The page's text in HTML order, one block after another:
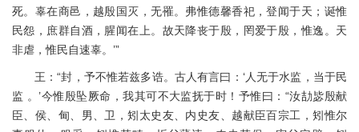
死。辜在商邑，越殷国灭，无罹。弗惟德馨香祀，登闻于天；诞惟
民怨，庶群自酒，腥闻在上。故天降丧于殷，罔爱于殷，惟逸。天
非虐，惟民自速辜。’”
王：“封，予不惟若兹多诰。古人有言曰：‘人无于水监，当于民
监 。’今惟殷坠厥命，我其可不大监抚于时！予惟曰：“汝劼毖殷献
臣、侯、甸、男、卫，矧太史友、内史友、越献臣百宗工，矧惟尔